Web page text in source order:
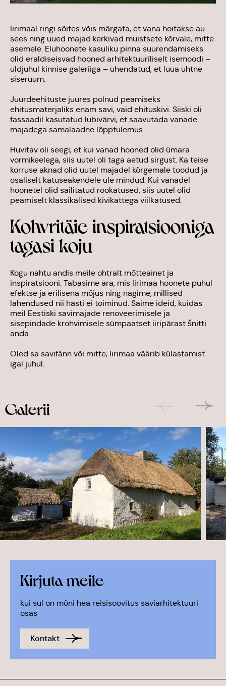
Iirimaal ringi sõites võis märgata, et vana hoitakse au
sees ning uued majad kerkivad muistsete kõrvale, mitte
asemele. Eluhoonete kasuliku pinna suurendamiseks
olid eraldiseisvad hooned arhitektuuriliselt isemoodi –
üldjuhul kinnise galeriiga – ühendatud, et luua ühtne
siseruum.
Juurdeehituste juures polnud peamiseks
ehitusmaterjaliks enam savi, vaid ehituskivi. Siiski oli
fassaadil kasutatud lubivärvi, et saavutada vanade
majadega samalaadne lõpptulemus.
Huvitav oli seegi, et kui vanad hooned olid ümara
vormikeelega, siis uutel oli taga aetud sirgust. Ka teise
korruse aknad olid uutel majadel kõrgemale toodud ja
osaliselt katuseakendele üle mindud. Kui vanadel
hoonetel olid säilitatud rookatused, siis uutel olid
peamiselt klassikalised kivikattega viilkatused.
Kohvritäie inspiratsiooniga
tagasi koju
Kogu nähtu andis meile ohtralt mõtteainet ja
inspiratsiooni. Tabasime ära, mis Iirimaa hoonete puhul
efektse ja erilisena mõjus ning nägime, millised
lahendused nii hästi ei toiminud. Saime ideid, kuidas
meil Eestiski savimajade renoveerimisele ja
sisepindade krohvimisele sümpaatset iiripärast šnitti
anda.
Oled sa savifänn või mitte, Iirimaa väärib külastamist
igal juhul.
Galerii
Kirjuta meile
kui sul on mõni hea reisisoovitus saviarhitektuuri
osas
Kontakt